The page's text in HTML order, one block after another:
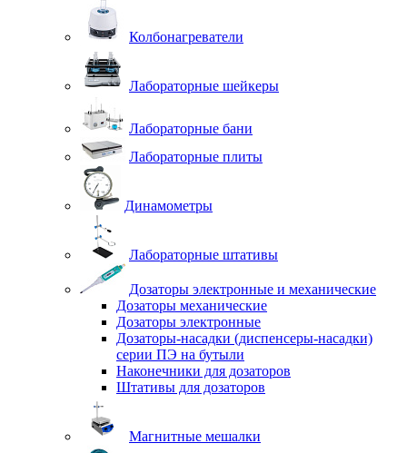
Колбонагреватели
Лабораторные шейкеры
Лабораторные бани
Лабораторные плиты
Динамометры
Лабораторные штативы
Дозаторы электронные и механические
Дозаторы механические
Дозаторы электронные
Дозаторы-насадки (диспенсеры-насадки)
серии ПЭ на бутыли
Наконечники для дозаторов
Штативы для дозаторов
Магнитные мешалки